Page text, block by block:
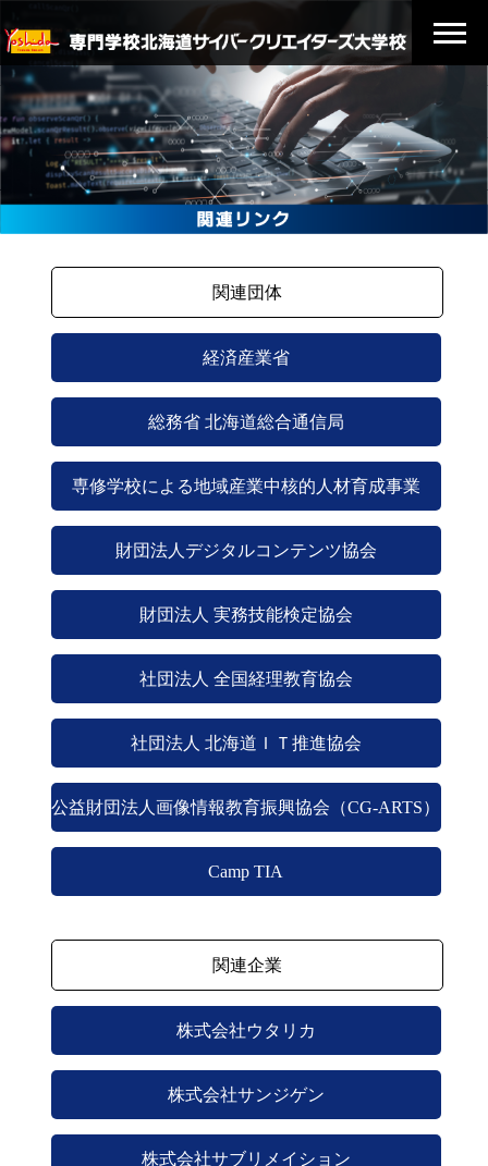
関連団体
経済産業省
総務省 北海道総合通信局
専修学校による地域産業中核的人材育成事業
財団法人デジタルコンテンツ協会
財団法人 実務技能検定協会
社団法人 全国経理教育協会
社団法人 北海道ＩＴ推進協会
公益財団法人画像情報教育振興協会（CG-ARTS）
Camp TIA
関連企業
株式会社ウタリカ
株式会社サンジゲン
株式会社サブリメイション